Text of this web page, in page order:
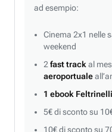
ad esempio:
Cinema 2x1 nelle
weekend
2 fast track al
aeroportuale
1 ebook Feltrinelli
5€ di sconto su
10€ di sconto su